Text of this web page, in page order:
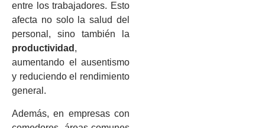
entre los trabajadores. Esto
afecta no solo la salud del
personal, sino también la
productividad ,
aumentando el ausentismo
y reduciendo el rendimiento
general.
Además, en empresas con